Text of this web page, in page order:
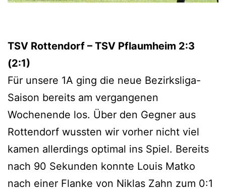
TSV Rottendorf – TSV Pflaumheim 2:3
(2:1)
Für unsere 1A ging die neue Bezirksliga-
Saison bereits am vergangenen
Wochenende los. Über den Gegner aus
Rottendorf wussten wir vorher nicht viel
kamen allerdings optimal ins Spiel. Bereits
nach 90 Sekunden konnte Louis Matko
nach einer Flanke von Niklas Zahn zum 0:1